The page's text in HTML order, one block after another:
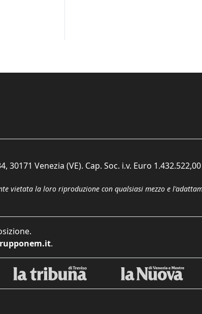
Venezia (VE). Cap. Soc. i.v. Euro 1.432.522,00
vietata la loro riproduzione con qualsiasi mezzo e
.